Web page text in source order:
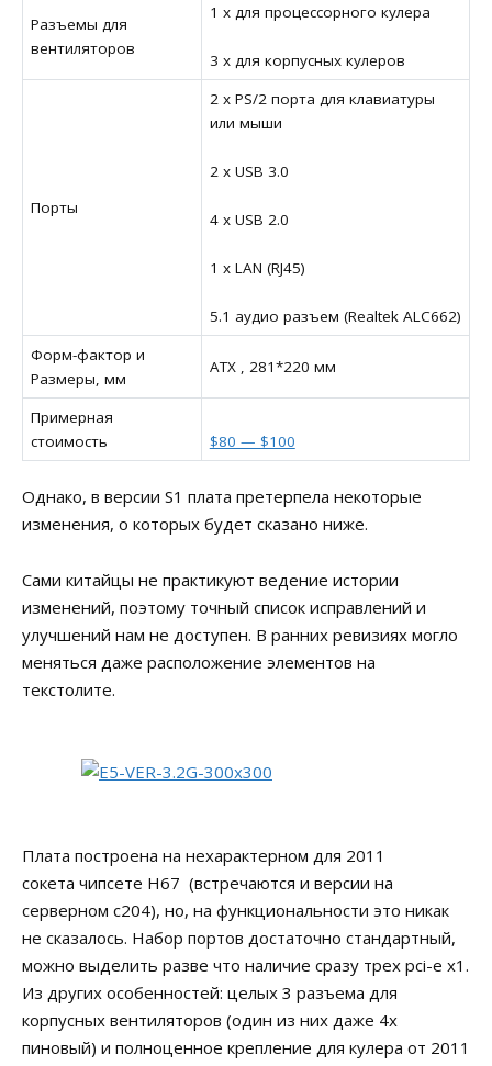
Разъемы для
вентиляторов
1 x для процессорного кулера
3 x для корпусных кулеров
Порты
2 x PS/2 порта для клавиатуры
или мыши
2 x USB 3.0
4 x USB 2.0
1 x LAN (RJ45)
5.1 аудио разъем (Realtek ALC662)
Форм-фактор и
Размеры, мм
ATX , 281*220 мм
Примерная
стоимость
$80 — $100
Однако, в версии S1 плата претерпела некоторые
изменения, о которых будет сказано ниже.
Сами китайцы не практикуют ведение истории
изменений, поэтому точный список исправлений и
улучшений нам не доступен. В ранних ревизиях могло
меняться даже расположение элементов на
текстолите.
Плата построена на нехарактерном для 2011
сокета чипсете H67 (встречаются и версии на
серверном c204), но, на функциональности это никак
не сказалось. Набор портов достаточно стандартный,
можно выделить разве что наличие сразу трех pci-e x1.
Из других особенностей: целых 3 разъема для
корпусных вентиляторов (один из них даже 4х
пиновый) и полноценное крепление для кулера от 2011